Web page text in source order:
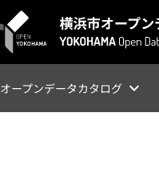
オープンデータカタログ